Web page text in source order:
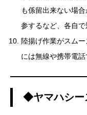
も係留出来ない場
参するなど、各自で
陸揚げ作業がスム
には無線や携帯電話
◆ヤマハシー